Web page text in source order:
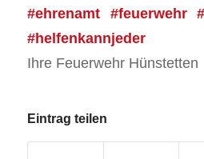
#ehrenamt #feuerwehr
#helfenkannjeder
Ihre Feuerwehr Hünstetten
Eintrag teilen